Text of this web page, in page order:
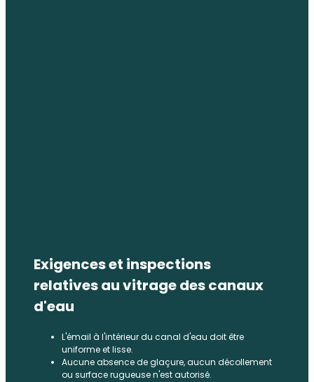
Exigences et inspections
relatives au vitrage des canaux
d'eau
L'émail à l'intérieur du canal d'eau doit être
uniforme et lisse.
Aucune absence de glaçure, aucun décollement
ou surface rugueuse n'est autorisé.